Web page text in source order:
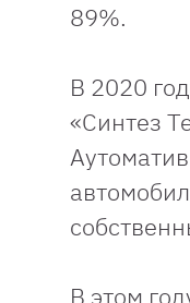
89%.
В 2020
«Синтез
В этом